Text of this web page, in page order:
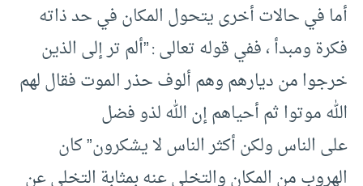
أما في حالات أخرى يتحول المكان في حد ذاته
فكرة ومبدأ ، ففي قوله تعالى : ”ألم تر إلى الذين
خرجوا من ديارهم وهم ألوف حذر الموت فقال لهم
الله موتوا ثم أحياهم إن الله لذو فضل
على الناس ولكن أكثر الناس لا يشكرون” كان
الهروب من المكان والتخلي عنه بمثابة التخلي عن